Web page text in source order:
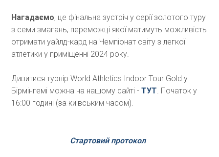
Нагадаємо, це фінальна зустріч у серії золотого туру
з семи змагань, переможці якої матимуть можливість
отримати уайлд-кард на Чемпіонат світу з легкої
атлетики у приміщенні 2024 року.
Дивитися турнір World Athletics Indoor Tour Gold у
Бірмінгемі можна на нашому сайті - ТУТ. Початок у
16:00 годині (за київським часом).
Стартовий протокол